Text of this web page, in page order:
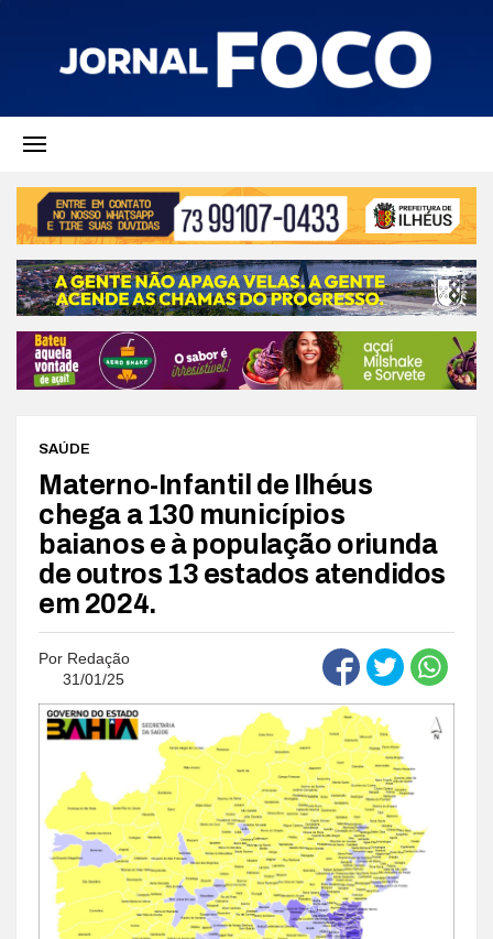
SAÚDE
Materno-Infantil de Ilhéus
chega a 130 municípios
baianos e à população oriunda
de outros 13 estados atendidos
em 2024.
Por Redação
31/01/25